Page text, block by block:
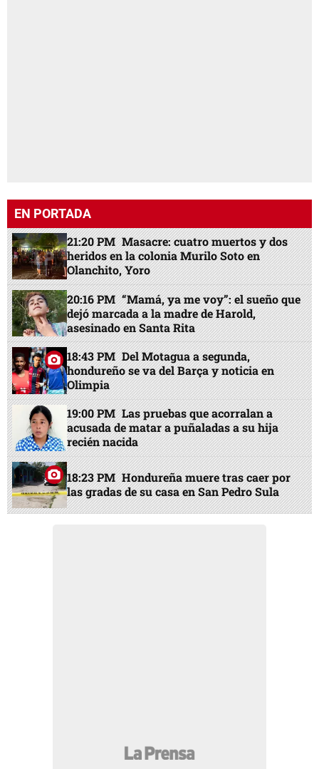
EN PORTADA
21:20 PM Masacre: cuatro muertos y dos
heridos en la colonia Murilo Soto en
Olanchito, Yoro
20:16 PM “Mamá, ya me voy”: el sueño que
dejó marcada a la madre de Harold,
asesinado en Santa Rita
18:43 PM Del Motagua a segunda,
hondureño se va del Barça y noticia en
Olimpia
19:00 PM Las pruebas que acorralan a
acusada de matar a puñaladas a su hija
recién nacida
18:23 PM Hondureña muere tras caer por
las gradas de su casa en San Pedro Sula